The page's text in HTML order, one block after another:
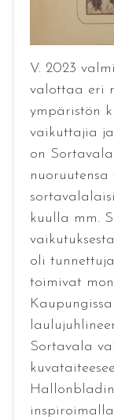
V. 2023
valottaa eri
ympäristön
vaikuttajia
on
kuulla mm.
oli
toimivat
Sortavala